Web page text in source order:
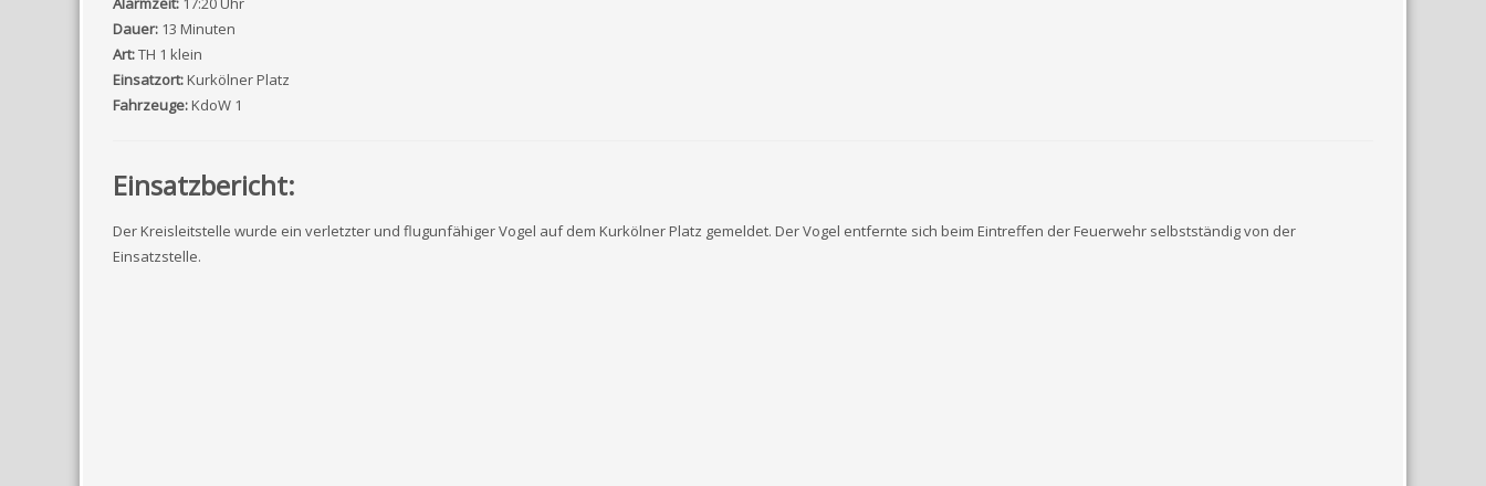
Dauer: 13 Minuten
Art:TH 1 klein
Einsatzort:Kurkölner Platz
Fahrzeuge:KdoW 1
Einsatzbericht:
Der Kreisleitstelle wurde ein verletzter und flugunfähiger Vogel auf dem Kurkölner Platz gemeldet. Der Vogel entfernte sich beim Eintreffen der Feuerwehr selbstständig von der
Einsatzstelle.